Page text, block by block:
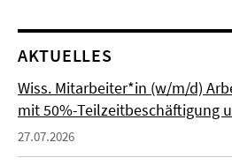
AKTUELLES
Wiss. Mitarbeiter*in (w/m/d)
mit 50%-Teilzeitbeschäftigung
27.07.2026